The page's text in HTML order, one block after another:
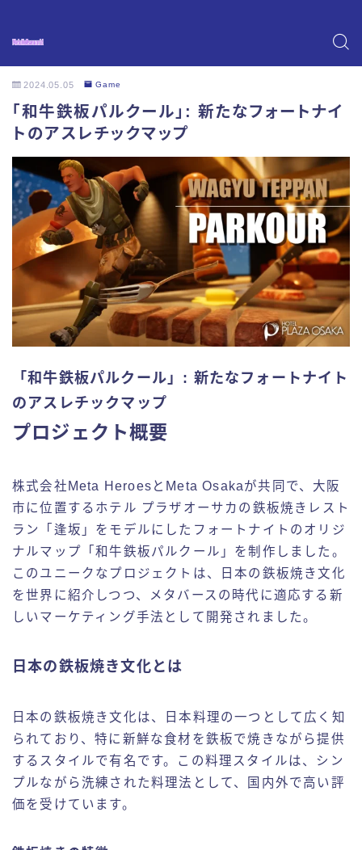
2024.05.05 Game
「和牛鉄板パルクール」: 新たなフォートナイ
トのアスレチックマップ
「和牛鉄板パルクール」: 新たなフォートナイト
のアスレチックマップ
プロジェクト概要
株式会社Meta HeroesとMeta Osakaが共同で、大阪
市に位置するホテル プラザオーサカの鉄板焼きレスト
ラン「逢坂」をモデルにしたフォートナイトのオリジ
ナルマップ「和牛鉄板パルクール」を制作しました。
このユニークなプロジェクトは、日本の鉄板焼き文化
を世界に紹介しつつ、メタバースの時代に適応する新
しいマーケティング手法として開発されました。
日本の鉄板焼き文化とは
日本の鉄板焼き文化は、日本料理の一つとして広く知
られており、特に新鮮な食材を鉄板で焼きながら提供
するスタイルで有名です。この料理スタイルは、シン
プルながら洗練された料理法として、国内外で高い評
価を受けています。